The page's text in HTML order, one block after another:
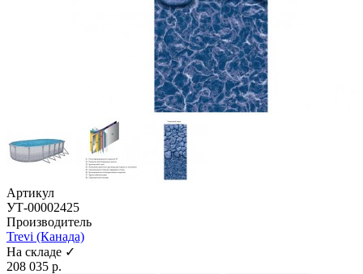
Артикул
УТ-00002425
Производитель
Trevi (Канада)
На складе ✓
208 035 р.